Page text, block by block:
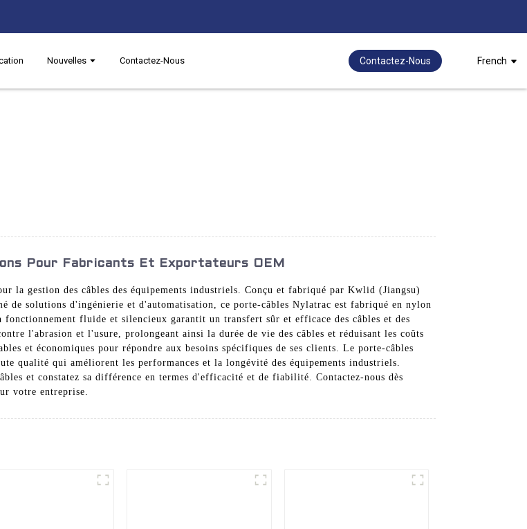
Nouvelles Contactez-Nous Contactez-Nous French
Pour Fabricants Et Exportateurs OEM
la gestion des câbles des équipements industriels. Conçu et fabriqué par Kwlid (Jiangsu)
solutions d'ingénierie et d'automatisation, ce porte-câbles Nylatrac est fabriqué en nylon
fluide et silencieux garantit un transfert sûr et efficace des câbles et des
l'abrasion et l'usure, prolongeant ainsi la durée de vie des câbles et réduisant les coûts
et économiques pour répondre aux besoins spécifiques de ses clients. Le porte-câbles
qualité qui améliorent les performances et la longévité des équipements industriels.
et constatez sa différence en termes d'efficacité et de fiabilité. Contactez-nous dès
votre entreprise.